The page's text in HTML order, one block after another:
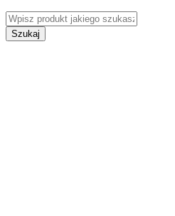
Szukaj